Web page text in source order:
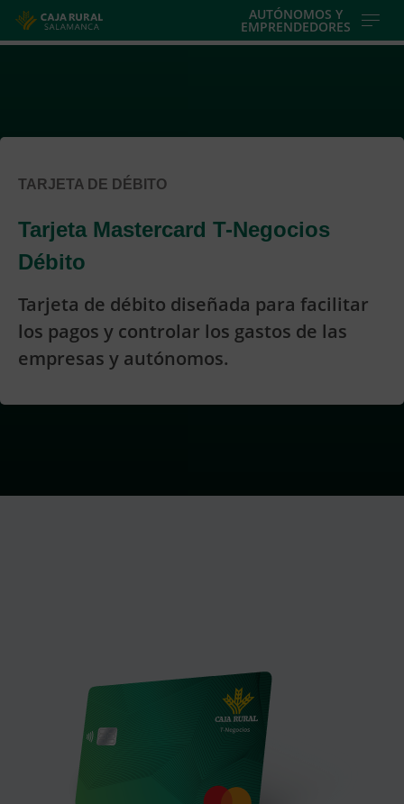
AUTÓNOMOS Y
EMPRENDEDORES
TARJETA DE DÉBITO
Tarjeta Mastercard T-Negocios
Débito
Tarjeta de débito diseñada para facilitar
los pagos y controlar los gastos de las
empresas y autónomos.